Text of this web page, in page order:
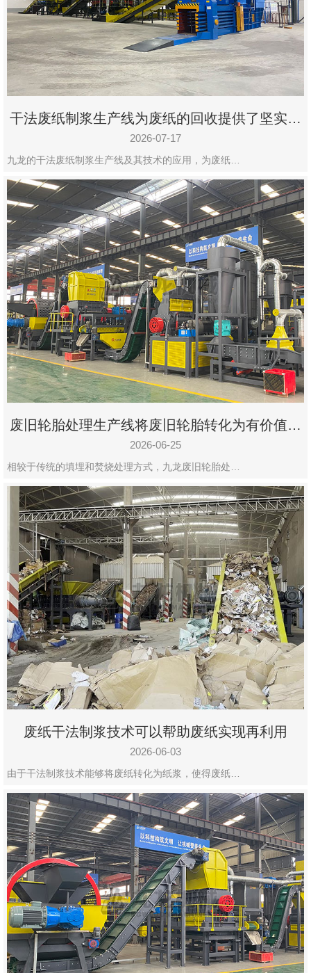
19020390
号-1
干法废纸制浆生产线为废纸的回收提供了坚实的
保障
2026-07-17
九龙的干法废纸制浆生产线及其技术的应用，为废纸…
废旧轮胎处理生产线将废旧轮胎转化为有价值的
资源
2026-06-25
相较于传统的填埋和焚烧处理方式，九龙废旧轮胎处…
废纸干法制浆技术可以帮助废纸实现再利用
2026-06-03
由于干法制浆技术能够将废纸转化为纸浆，使得废纸…